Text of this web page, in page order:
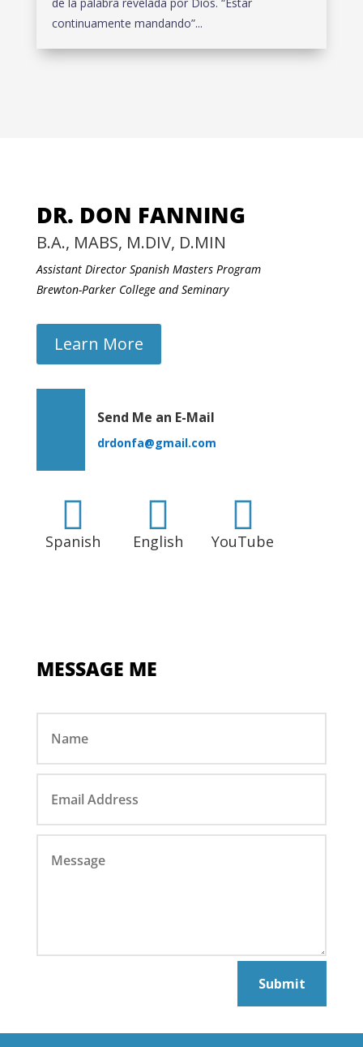
continuamente mandando”...
DR. DON FANNING
B.A., MABS, M.DIV, D.MIN
Assistant Director Spanish Masters Program
Brewton-Parker College and Seminary
Learn More
Send Me an E-Mail
drdonfa@gmail.com

Spanish

English

YouTube
MESSAGE ME
Submit